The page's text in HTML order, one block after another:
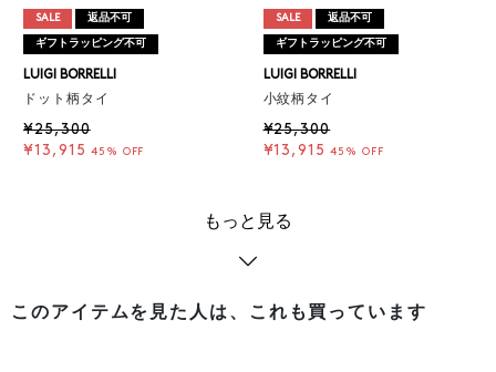
SALE 返品不可
ギフトラッピング不可
LUIGI BORRELLI
ドット柄タイ
¥25,300
¥13,915 45% OFF
SALE 返品不可
ギフトラッピング不可
LUIGI BORRELLI
小紋柄タイ
¥25,300
¥13,915 45% OFF
もっと見る
このアイテムを見た人は、これも買っています